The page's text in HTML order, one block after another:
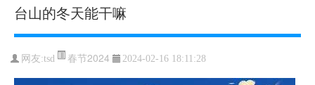
台山的冬天能干嘛
网友:tsd 春节2024 2024-02-16 18:11:28